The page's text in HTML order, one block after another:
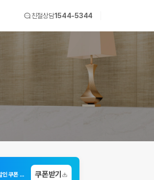
친절상담1544-5344
3초 가입하고 샌프란시스코 추천 호텔 할인 쿠폰 받기! 쿠폰받기